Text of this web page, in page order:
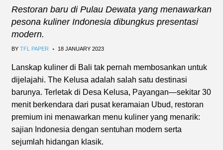
Restoran baru di Pulau Dewata yang menawarkan
pesona kuliner Indonesia dibungkus presentasi
modern.
BY TFL PAPER . 18 JANUARY 2023
Lanskap kuliner di Bali tak pernah membosankan untuk
dijelajahi. The Kelusa adalah salah satu destinasi
barunya. Terletak di Desa Kelusa, Payangan—sekitar 30
menit berkendara dari pusat keramaian Ubud, restoran
premium ini menawarkan menu kuliner yang menarik:
sajian Indonesia dengan sentuhan modern serta
sejumlah hidangan klasik.